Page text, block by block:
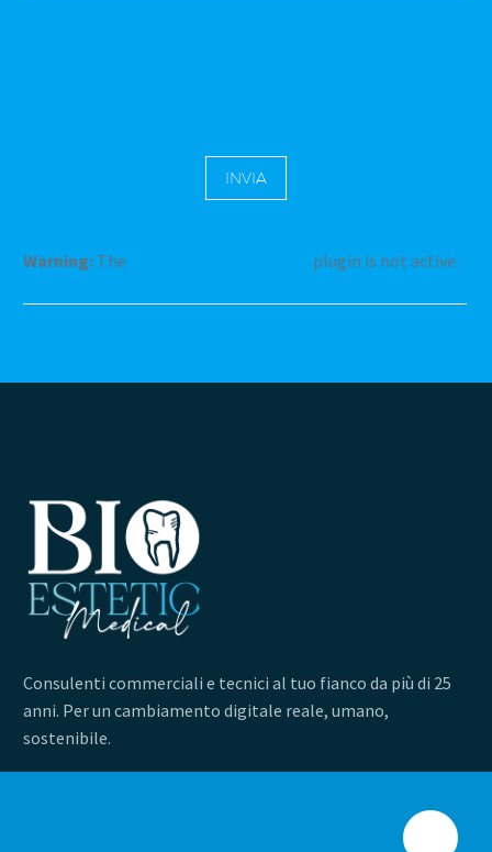
Warning: The plugin is not active.
Consulenti commerciali e tecnici al tuo fianco da più di 25
anni. Per un cambiamento digitale reale, umano,
sostenibile.